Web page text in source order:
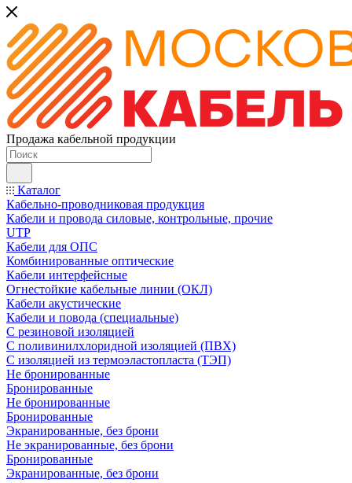
Продажа кабельной продукции
Каталог
Кабельно-проводниковая продукция
Кабели и провода силовые, контрольные, прочие
UTP
Кабели для ОПС
Комбинированные оптические
Кабели интерфейсные
Огнестойкие кабельные линии (ОКЛ)
Кабели акустические
Кабели и повода (специальные)
С резиновой изоляцией
С поливинилхлоридной изоляцией (ПВХ)
С изоляцией из термоэластопласта (ТЭП)
Не бронированные
Бронированные
Не бронированные
Бронированные
Экранированные, без брони
Не экранированные, без брони
Бронированные
Экранированные, без брони